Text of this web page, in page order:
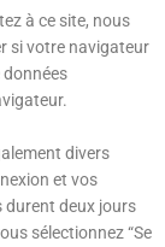
à ce site, nous
si votre navigateur
données
divers
et vos
durent deux jours
sélectionnez “Se